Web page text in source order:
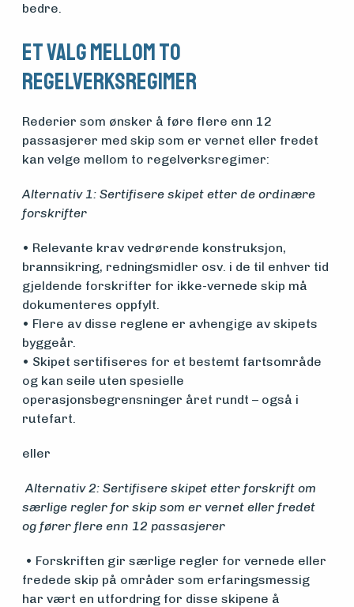
Søk
om
midler
Vern,
og drift
Om
foreningen
Aktuelt
Arrangementer
bedre.
Et valg mellom to
regelverksregimer
Rederier som ønsker å føre flere enn 12
passasjerer med skip som er vernet eller fredet
kan velge mellom to regelverksregimer:
Alternativ 1: Sertifisere skipet etter de ordinære
forskrifter
• Relevante krav vedrørende konstruksjon,
brannsikring, redningsmidler osv. i de til enhver tid
gjeldende forskrifter for ikke-vernede skip må
dokumenteres oppfylt.
• Flere av disse reglene er avhengige av skipets
byggeår.
• Skipet sertifiseres for et bestemt fartsområde
og kan seile uten spesielle
operasjonsbegrensninger året rundt – også i
rutefart.
eller
Alternativ 2: Sertifisere skipet etter forskrift om
særlige regler for skip som er vernet eller fredet
og fører flere enn 12 passasjerer
• Forskriften gir særlige regler for vernede eller
fredede skip på områder som erfaringsmessig
har vært en utfordring for disse skipene å